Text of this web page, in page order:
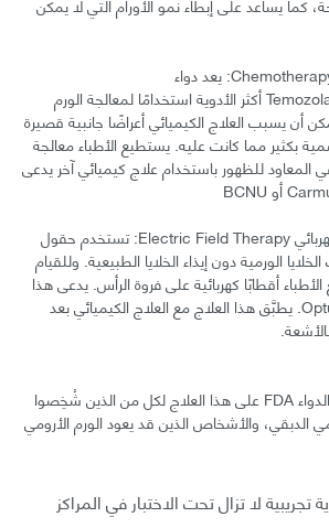
العلاج الكيميائي Chemotherapy: يعد دواء
تيموزولاميدTemozolamide أكثر الأدوية استخدامًا لمعالجة الورم
أن يسبب العلاج الكيميائي أعراضًا جانبية قصيرة
بكثير مما كانت عليه. يستطيع الأطباء معالجة
المعاود للظهور باستخدام علاج كيميائي آخر يدعى
العلاج بالمجال الكهربائي Electric Field Therapy: تستخدم حقول
الورمية دون إيذاء الخلايا الطبيعية. وللقيام
أقطابًا كهربائية على فروة الرأس. يدعى هذا
الجهاز أوبتيون Optune. يطبَّق هذا العلاج مع العلاج الكيميائي بعد
وقد وافقت هيئة الغذاء والدواء FDA على هذا العلاج لكل من الذين شُخِصوا
الدبقي، والأشخاص الذين قد يعود الورم الأرومي
لا تزال تحت الاختبار في المراكز